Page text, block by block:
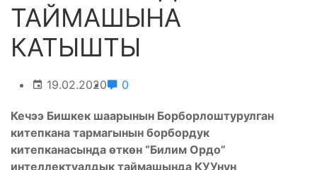
ТАЙМАШЫНА
КАТЫШТЫ
19.02.2020 0
Кечээ Бишкек шаарынын Борборлоштурулган
китепкана тармагынын борбордук
китепканасында өткөн “Билим Ордо”
интеллектуалдык таймашында КУУнун